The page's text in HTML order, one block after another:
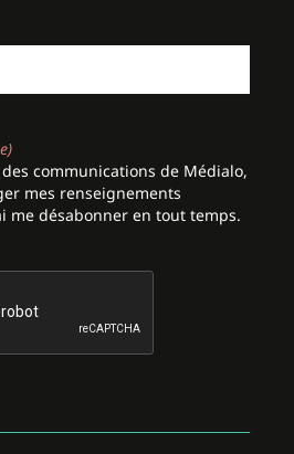
des communications de Médialo,
mes renseignements
me désabonner en tout temps.